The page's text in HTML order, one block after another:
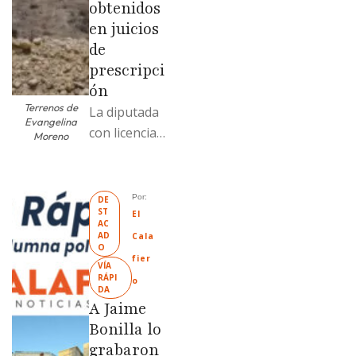
Terrenos de
Evangelina
Moreno
obtenidos
en juicios
de
prescripci
ón
La diputada
con licencia
antecedente
s de
prescripción
positiva; uno
fue
revendido
329% por
encima …
DE
ST
AC
AD
O
VÍA
RÁPI
DA
Por:
El
Cala
fier
o
A Jaime
Bonilla lo
grabaron